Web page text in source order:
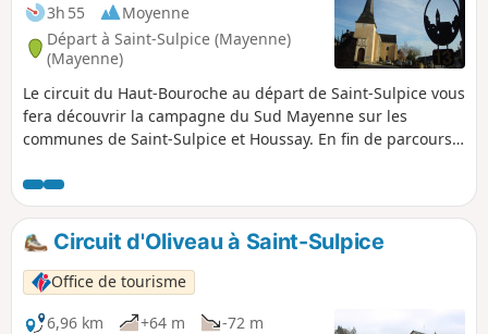
3h 55
Moyenne
Départ à Saint-Sulpice (Mayenne)
(Mayenne)
Le circuit du Haut-Bouroche au départ de Saint-Sulpice vous
fera découvrir la campagne du Sud Mayenne sur les
communes de Saint-Sulpice et Houssay. En fin de parcours
Mayenne.
Circuit d'Oliveau à Saint-Sulpice
Office de tourisme
6,96 km
+64 m
-72 m